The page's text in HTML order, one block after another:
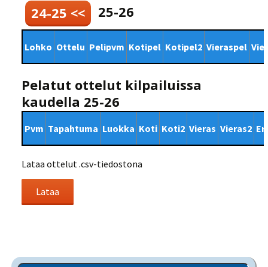
24-25 <<
25-26
Lohko Ottelu Pelipvm Kotipel Kotipel2 Vieraspel
Pelatut ottelut kilpailuissa
kaudella 25-26
Pvm Tapahtuma Luokka Koti Koti2 Vieras Vieras2
Lataa ottelut .csv-tiedostona